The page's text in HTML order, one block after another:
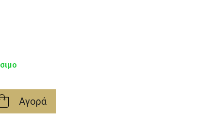
Αγορά